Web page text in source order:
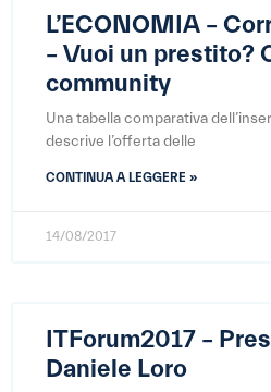
L’ECONOMIA –
– Vuoi un prestito?
community
Una tabella comparativa
descrive l’offerta delle
CONTINUA A LEGGERE »
14/08/2017
ITForum2017 –
Daniele Loro